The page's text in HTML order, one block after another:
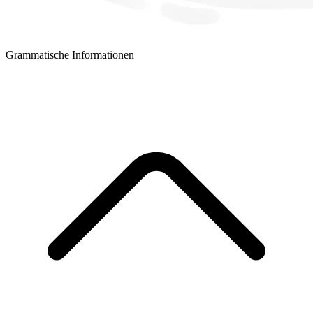
Grammatische Informationen